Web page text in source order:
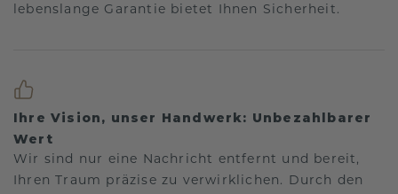
lebenslange Garantie bietet Ihnen Sicherheit.
Ihre Vision, unser Handwerk: Unbezahlbarer
Wert
Wir sind nur eine Nachricht entfernt und bereit,
Ihren Traum präzise zu verwirklichen. Durch den